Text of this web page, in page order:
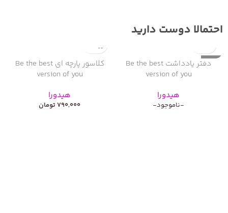
احتمالا دوست دارید
ناموجود
دفتر یادداشت Be the best
version of you
هیدورا
-ناموجود-
کلاسور پارچه ای Be the best
version of you
هیدورا
790,000 تومان